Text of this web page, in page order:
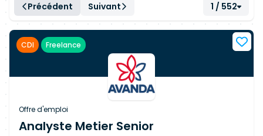
Précédent Suivant 1 / 552
CDI Freelance
Offre d'emploi
Analyste Metier Senior